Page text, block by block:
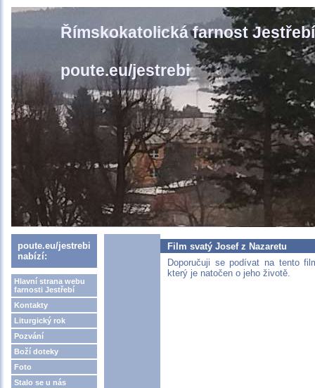
Římskokatolická farnost Jestřebí
poute.eu/jestrebi
poute.eu/jestrebi
nabízí:
Hlavní strana webu
farnosti Jestřebí
Kontakty
Liturgický rok
Pozvání
Boží doteky
Foto
Stalo se u nás
Film svatý Josef z Nazaretu
Doporučuji se podívat na tento
který je natočen o jeho životě.